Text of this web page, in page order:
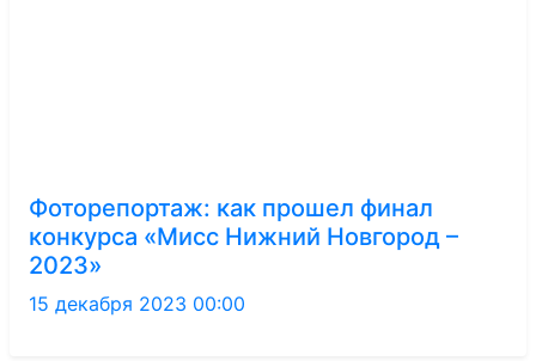
Фоторепортаж: как прошел финал
конкурса «Мисс Нижний Новгород –
2023»
15 декабря 2023 00:00